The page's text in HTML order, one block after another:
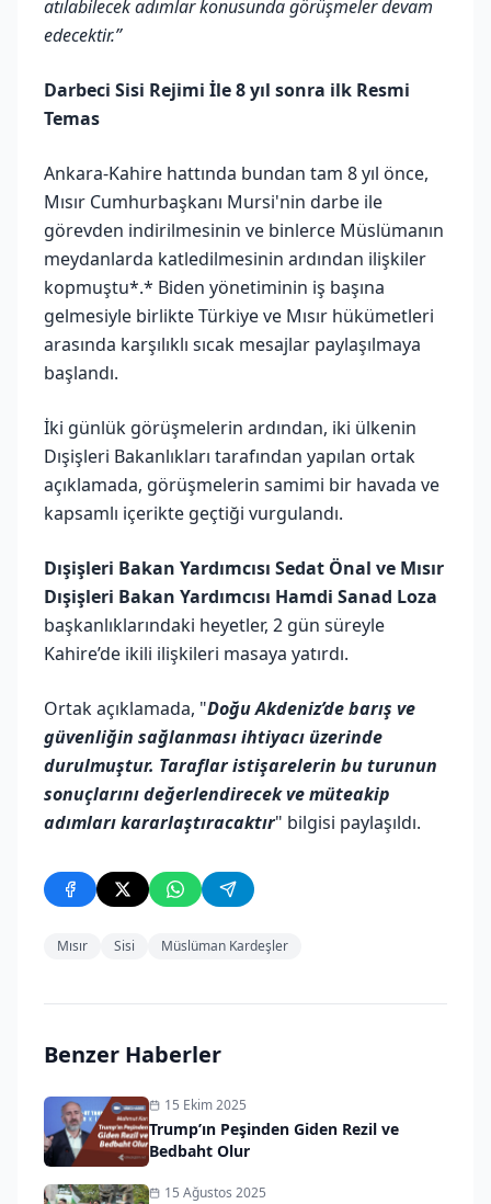
atılabilecek adımlar konusunda görüşmeler devam
edecektir.”
Darbeci Sisi Rejimi İle 8 yıl sonra ilk Resmi
Temas
Ankara-Kahire hattında bundan tam 8 yıl önce,
Mısır Cumhurbaşkanı Mursi'nin darbe ile
görevden indirilmesinin ve binlerce Müslümanın
meydanlarda katledilmesinin ardından ilişkiler
kopmuştu*.* Biden yönetiminin iş başına
gelmesiyle birlikte Türkiye ve Mısır hükümetleri
arasında karşılıklı sıcak mesajlar paylaşılmaya
başlandı.
İki günlük görüşmelerin ardından, iki ülkenin
Dışişleri Bakanlıkları tarafından yapılan ortak
açıklamada, görüşmelerin samimi bir havada ve
kapsamlı içerikte geçtiği vurgulandı.
Dışişleri Bakan Yardımcısı Sedat Önal ve Mısır
Dışişleri Bakan Yardımcısı Hamdi Sanad Loza
başkanlıklarındaki heyetler, 2 gün süreyle
Kahire’de ikili ilişkileri masaya yatırdı.
Ortak açıklamada, "Doğu Akdeniz’de barış ve
güvenliğin sağlanması ihtiyacı üzerinde
durulmuştur. Taraflar istişarelerin bu turunun
sonuçlarını değerlendirecek ve müteakip
adımları kararlaştıracaktır" bilgisi paylaşıldı.
Mısır Sisi Müslüman Kardeşler
Benzer Haberler
15 Ekim 2025
Trump’ın Peşinden Giden Rezil ve
Bedbaht Olur
15 Ağustos 2025